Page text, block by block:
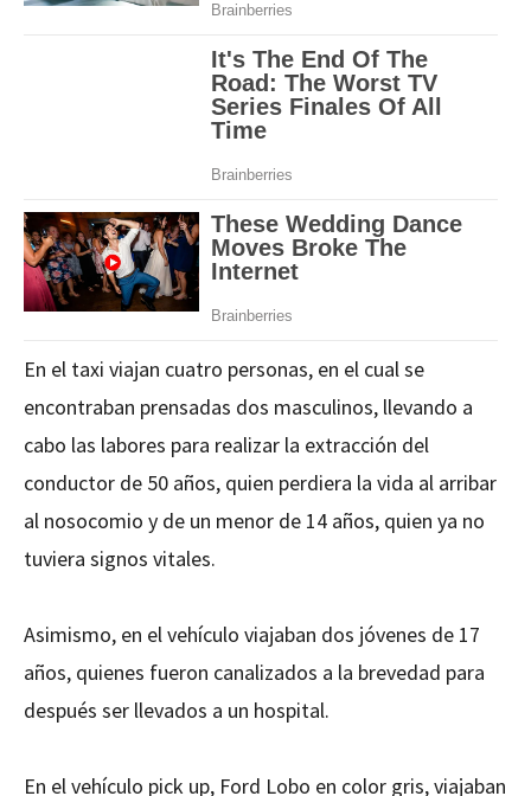
En el taxi viajan cuatro personas, en el cual se
encontraban prensadas dos masculinos, llevando a
cabo las labores para realizar la extracción del
conductor de 50 años, quien perdiera la vida al arribar
al nosocomio y de un menor de 14 años, quien ya no
tuviera signos vitales.
Asimismo, en el vehículo viajaban dos jóvenes de 17
años, quienes fueron canalizados a la brevedad para
después ser llevados a un hospital.
En el vehículo pick up, Ford Lobo en color gris, viajaban